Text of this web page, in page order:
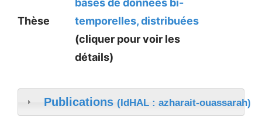
Thèse
bases de données bi-
temporelles, distribuées
(cliquer pour voir les
détails)
Publications (IdHAL : azharait-ouassarah)